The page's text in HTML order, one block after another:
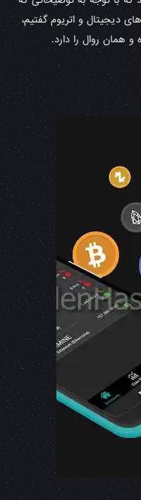
دیجیتال و اتریوم گفتیم،
همان روال را دارد.